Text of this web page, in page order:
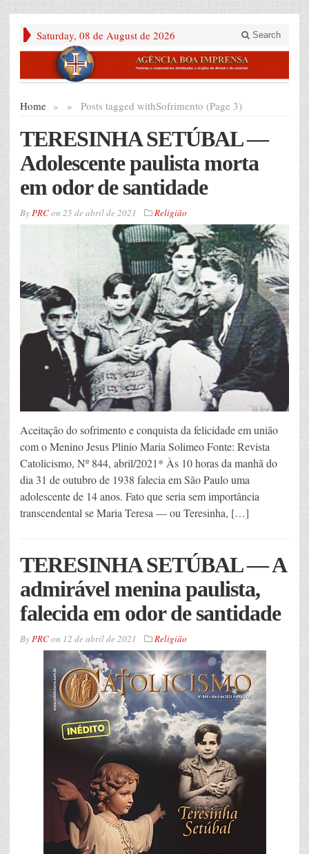
Saturday, 08 de August de 2026 Search
Home » Posts tagged with
» Sofrimento (Page 3)
TERESINHA SETÚBAL —
Adolescente paulista morta
em odor de santidade
ByPRCon 25 de abril de 2021 Religião
Aceitação do sofrimento e conquista da felicidade em união
com o Menino Jesus Plinio Maria Solimeo Fonte: Revista
Catolicismo, Nº 844, abril/2021* Às 10 horas da manhã do
dia 31 de outubro de 1938 falecia em São Paulo uma
adolescente de 14 anos. Fato que seria sem importância
transcendental se Maria Teresa — ou Teresinha, […]
TERESINHA SETÚBAL — A
admirável menina paulista,
falecida em odor de santidade
ByPRCon 12 de abril de 2021 Religião